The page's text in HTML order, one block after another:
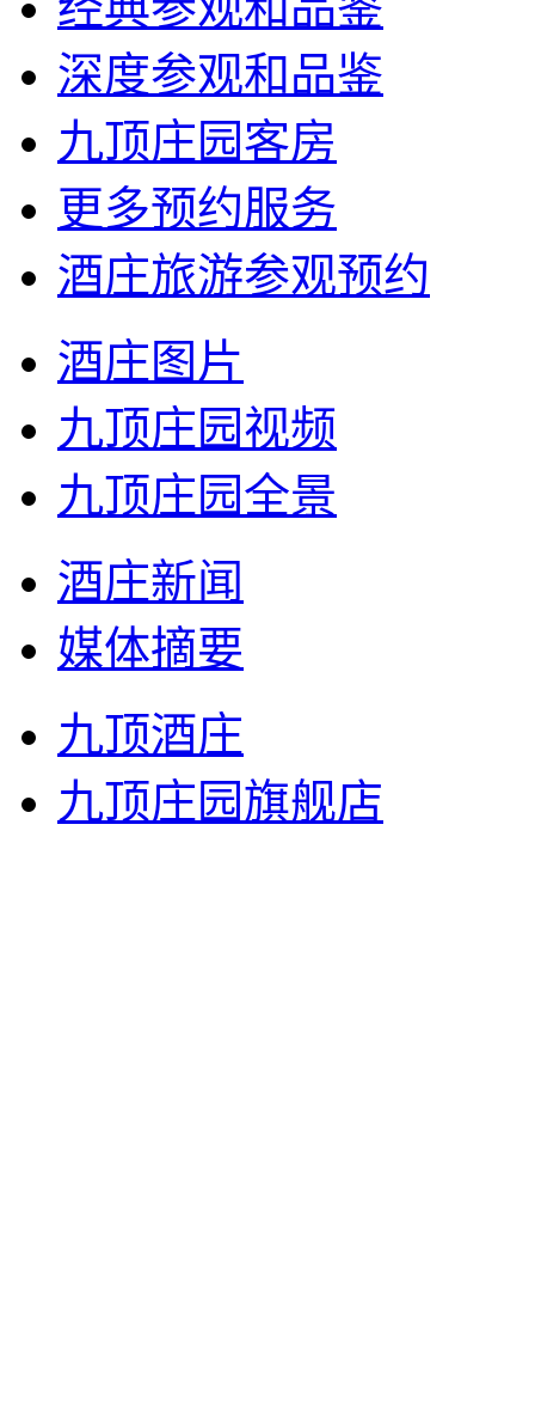
深度参观和品鉴
九顶庄园客房
更多预约服务
酒庄旅游参观预约
酒庄图片
九顶庄园视频
九顶庄园全景
酒庄新闻
媒体摘要
九顶酒庄
九顶庄园旗舰店